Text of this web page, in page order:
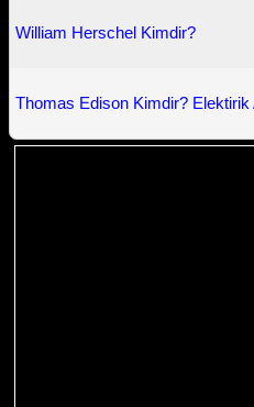
William Herschel Kimdir?
Thomas Edison Kimdir?